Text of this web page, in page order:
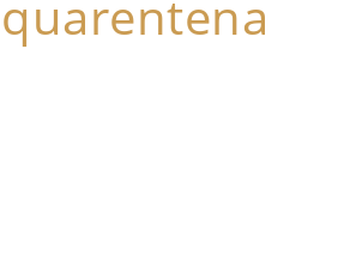
quarentena